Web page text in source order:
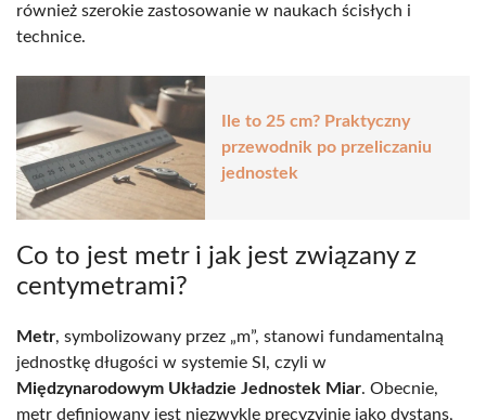
również szerokie zastosowanie w naukach ścisłych i
technice.
Ile to 25 cm? Praktyczny
przewodnik po przeliczaniu
jednostek
Co to jest metr i jak jest związany z
centymetrami?
Metr, symbolizowany przez „m”, stanowi fundamentalną
jednostkę długości w systemie SI, czyli w
Międzynarodowym Układzie Jednostek Miar. Obecnie,
metr definiowany jest niezwykle precyzyjnie jako dystans,